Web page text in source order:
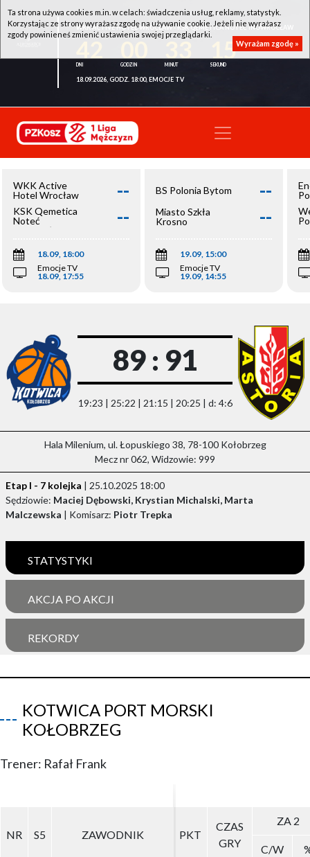
WKK ACTIVE HOTEL WROCŁAW - KSK QEMETICA NOTEĆ INOWROCŁAW
15
18.09.2026, GODZ. 18:00, EMOCJE TV
WKK Active
Hotel Wrocław
--
KSK Qemetica
Noteć
Inowrocław
--
18.09, 18:00
Emocje TV
18.09, 17:55
BS Polonia Bytom --
Miasto Szkła
Krosno
--
19.09, 15:00
Emocje TV
19.09, 14:55
89 : 91
19:23 | 25:22 | 21:15 | 20:25 | d: 4:6
Hala Milenium, ul. Łopuskiego 38, 78-100 Kołobrzeg
Mecz nr 062, Widzowie: 999
Etap I - 7 kolejka | 25.10.2025 18:00
Sędziowie: Maciej Dębowski, Krystian Michalski, Marta
Malczewska | Komisarz: Piotr Trepka
STATYSTYKI
AKCJA PO AKCJI
REKORDY
KOTWICA PORT MORSKI
KOŁOBRZEG
Trener: Rafał Frank
NR S5 ZAWODNIK PKT
CZAS
GRY
ZA 2
C/W
NR S5 ZAWODNIK PKT
CZAS
GRY
ZA 2
C/W
Ta strona używa cookies m.in. w celach: świadczenia usług, reklamy, statystyk.
Korzystając ze strony wyrażasz zgodę na używanie cookie. Jeżeli nie wyrażasz
zgody powinieneś zmienić ustawienia swojej przeglądarki.
Wyrażam zgodę »